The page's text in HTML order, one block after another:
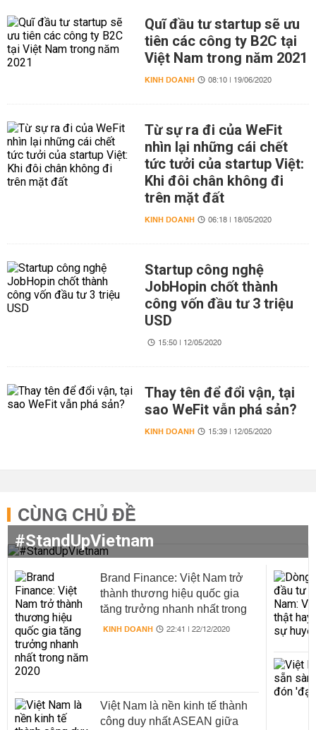
Quĩ đầu tư startup sẽ ưu
tiên các công ty B2C tại
Việt Nam trong năm 2021
KINH DOANH 08:10 | 19/06/2020
Từ sự ra đi của WeFit
nhìn lại những cái chết
tức tưởi của startup Việt:
Khi đôi chân không đi
trên mặt đất
KINH DOANH 06:18 | 18/05/2020
Startup công nghệ
JobHopin chốt thành
công vốn đầu tư 3 triệu
USD
15:50 | 12/05/2020
Thay tên để đổi vận, tại
sao WeFit vẫn phá sản?
KINH DOANH 15:39 | 12/05/2020
CÙNG CHỦ ĐỀ
#StandUpVietnam
Brand Finance: Việt Nam trở
thành thương hiệu quốc gia
tăng trưởng nhanh nhất trong
năm 2020
KINH DOANH 22:41 | 22/12/2020
Việt Nam là nền kinh tế thành
công duy nhất ASEAN giữa